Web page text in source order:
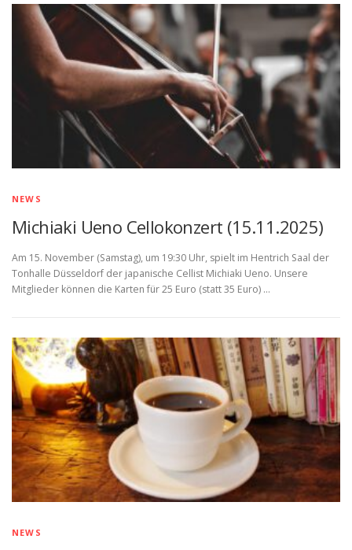
NEWS
Michiaki Ueno Cellokonzert (15.11.2025)
Am 15. November (Samstag), um 19:30 Uhr, spielt im Hentrich Saal der
Tonhalle Düsseldorf der japanische Cellist Michiaki Ueno. Unsere
Mitglieder können die Karten für 25 Euro (statt 35 Euro) …
NEWS